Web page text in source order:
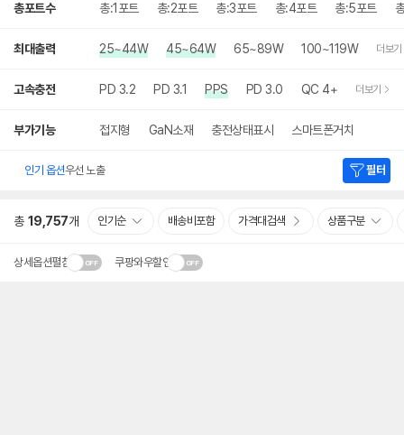
총포트수 총:1포트 총:2포트 총:3포트 총:4포트 총:5포트
최대출력 25~44W 45~64W 65~89W 100~119W 더보기
고속충전 PD 3.2 PD 3.1 PPS PD 3.0 QC 4+ 더보기
부가기능 접지형 GaN소재 충전상태표시 스마트폰거치
인기 옵션우선 노출 필터
총 19,757개 인기순 배송비포함 가격대검색 상품구분
상세옵션펼침 쿠팡와우할인